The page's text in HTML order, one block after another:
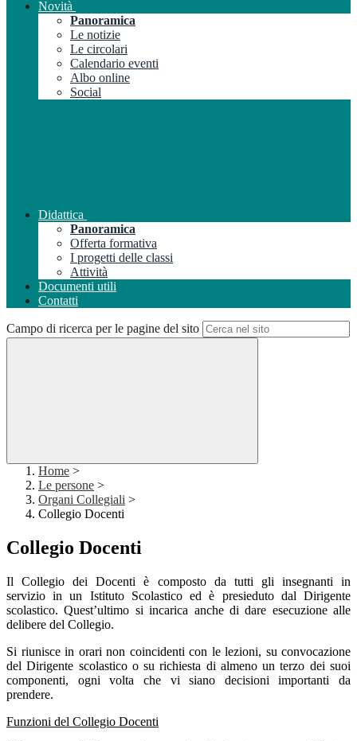
Novità
Panoramica
Le notizie
Le circolari
Calendario eventi
Albo online
Social
Didattica
Panoramica
Offerta formativa
I progetti delle classi
Attività
Documenti utili
Contatti
Campo di ricerca per le pagine del sito
Home >
Le persone >
Organi Collegiali >
Collegio Docenti
Collegio Docenti
Il Collegio dei Docenti è composto da tutti gli insegnanti in
servizio in un Istituto Scolastico ed è presieduto dal Dirigente
scolastico. Quest’ultimo si incarica anche di dare esecuzione alle
delibere del Collegio.
Si riunisce in orari non coincidenti con le lezioni, su convocazione
del Dirigente scolastico o su richiesta di almeno un terzo dei suoi
componenti, ogni volta che vi siano decisioni importanti da
prendere.
Funzioni del Collegio Docenti